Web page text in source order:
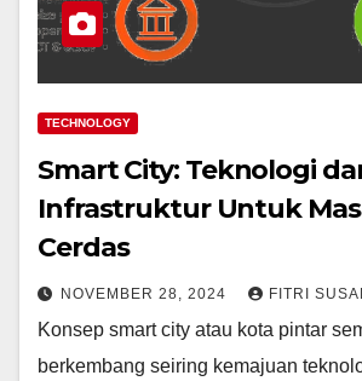
TECHNOLOGY
Smart City: Teknologi
Infrastruktur Untuk
Cerdas
NOVEMBER 28, 2024 FITRI
Konsep smart city atau kota pintar
berkembang seiring kemajuan